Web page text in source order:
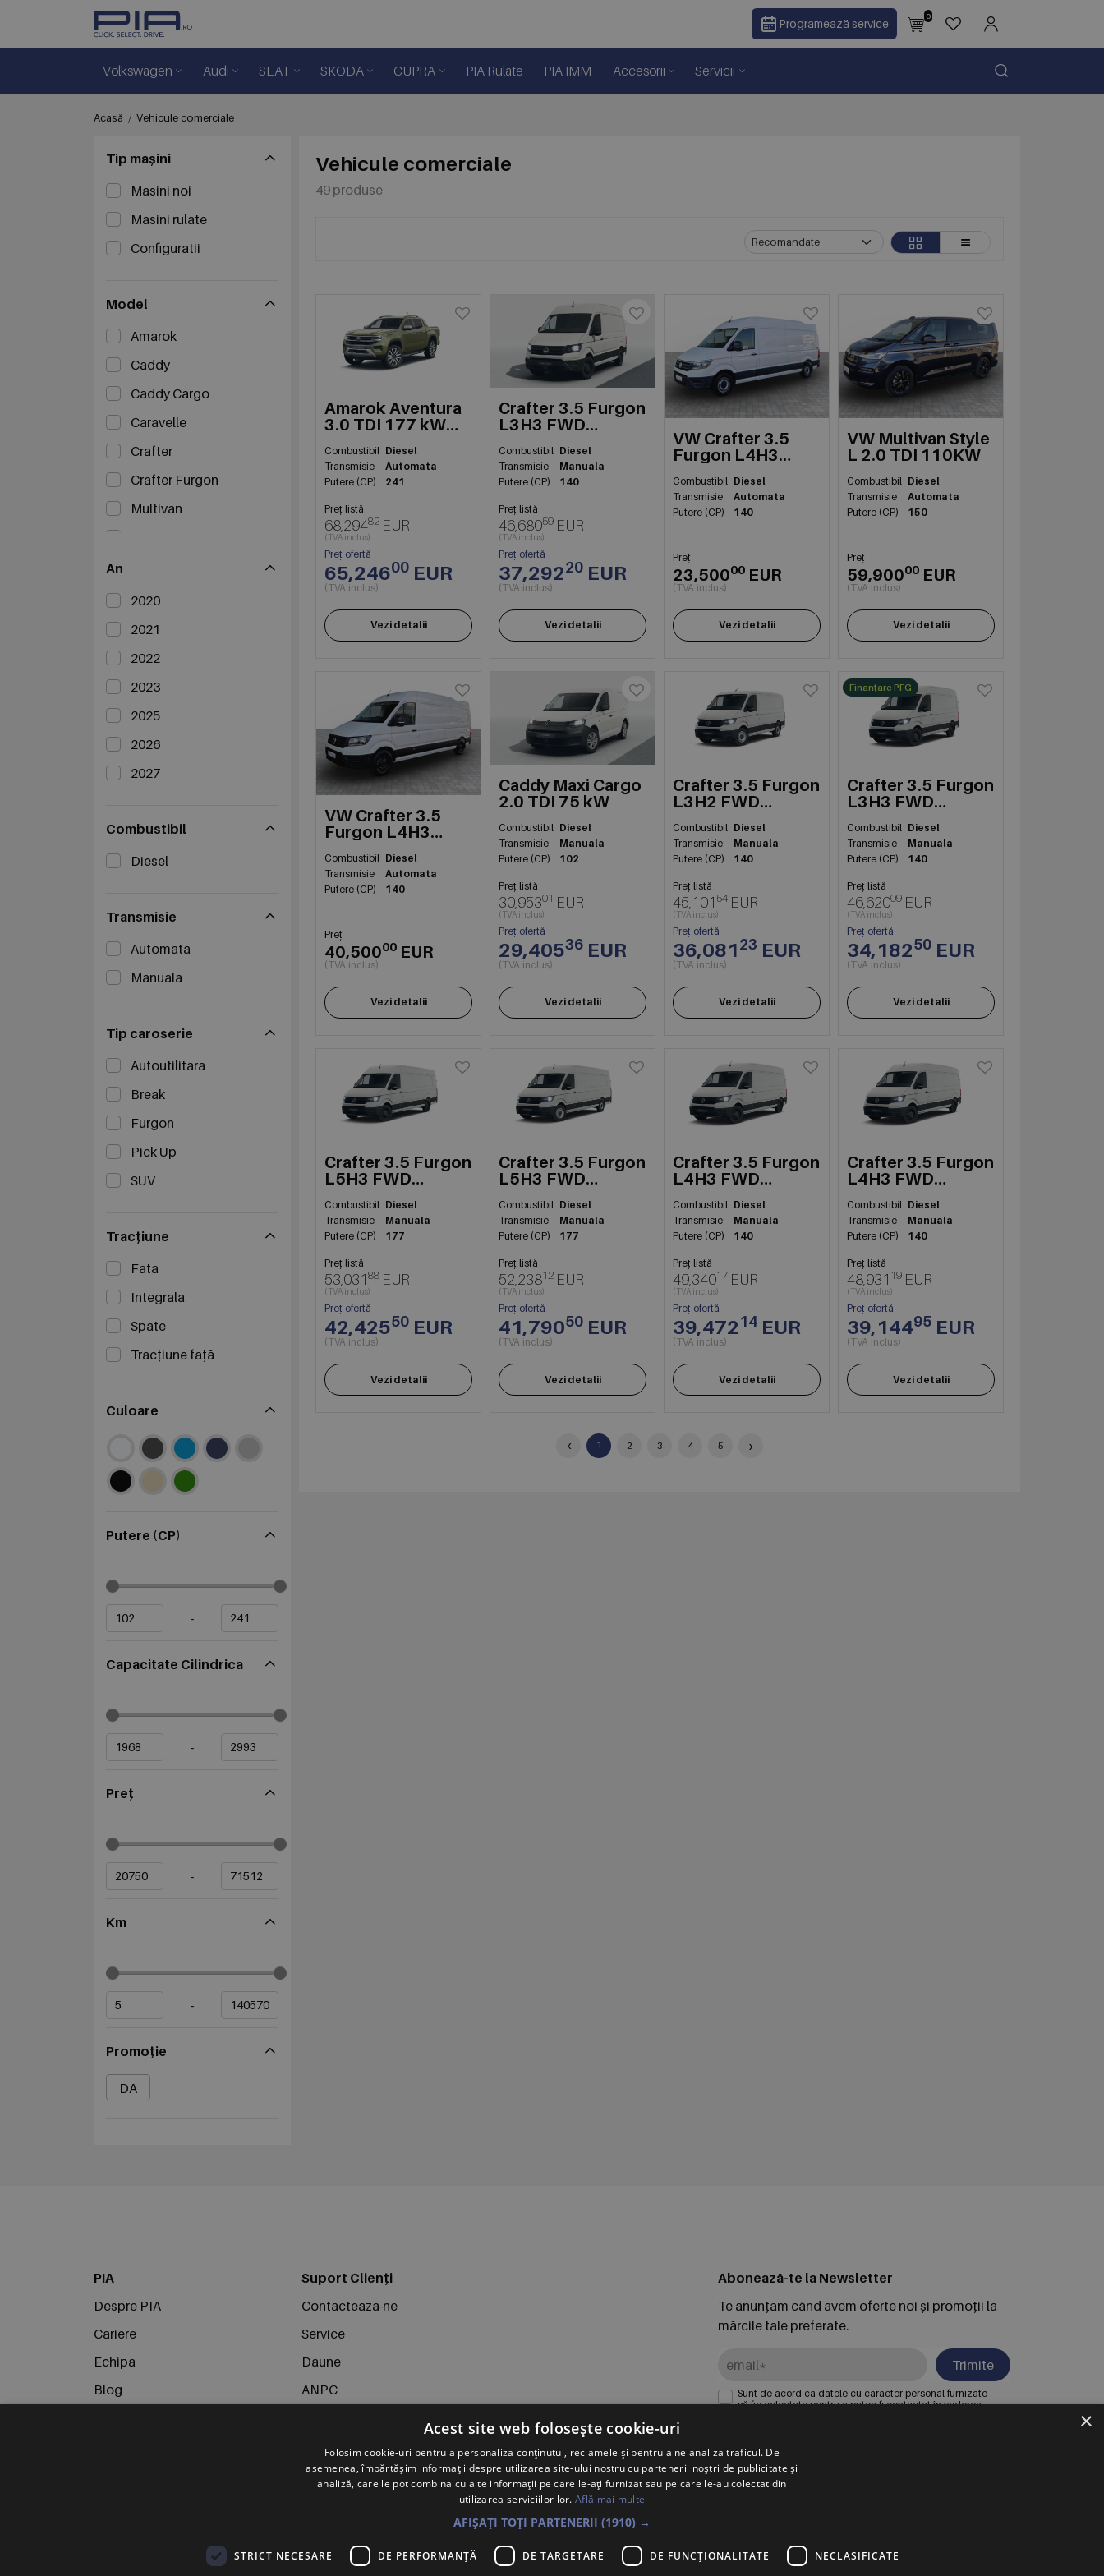
Programează service
0
Volkswagen Audi SEAT SKODA CUPRA PIA Rulate PIA IMM Accesorii Servicii
Acasă Vehicule comerciale
Tip mașini
Masini noi
Masini rulate
Configuratii
Model
Amarok
Caddy
Caddy Cargo
Caravelle
Crafter
Crafter Furgon
Multivan
An
2020
2021
2022
2023
2025
2026
2027
Combustibil
Diesel
Transmisie
Automata
Manuala
Tip caroserie
Autoutilitara
Break
Furgon
Pick Up
SUV
Tracțiune
Fata
Integrala
Spate
Tracțiune față
Culoare
Putere (CP)
-
Capacitate Cilindrica
-
Preț
-
Km
-
Promoție
DA
Vehicule comerciale
49 produse
Amarok Aventura
3.0 TDI 177 kW
Combustibil Diesel
Transmisie
Automata
Putere (CP)
241
Preț listă
68,29482 EUR
(TVA inclus)
Preț ofertă
65,24600 EUR
(TVA inclus)
Vezi detalii
Crafter 3.5 Furgon
L3H3 FWD
Combustibil Diesel
Transmisie
Manuala
Putere (CP)
140
Preț listă
46,68059 EUR
(TVA inclus)
Preț ofertă
37,29220 EUR
(TVA inclus)
Vezi detalii
VW Crafter 3.5
Furgon L4H3
Combustibil Diesel
Transmisie
Automata
Putere (CP)
140
Preț
23,50000 EUR
(TVA inclus)
Vezi detalii
VW Multivan Style
L 2.0 TDI 110KW
Combustibil Diesel
Transmisie
Automata
Putere (CP)
150
Preț
59,90000 EUR
(TVA inclus)
Vezi detalii
VW Crafter 3.5
Furgon L4H3
Combustibil Diesel
Transmisie
Automata
Putere (CP)
140
Preț
40,50000 EUR
(TVA inclus)
Vezi detalii
Caddy Maxi Cargo
2.0 TDI 75 kW
Combustibil Diesel
Transmisie
Manuala
Putere (CP)
102
Preț listă
30,95301 EUR
(TVA inclus)
Preț ofertă
29,40536 EUR
(TVA inclus)
Vezi detalii
Crafter 3.5 Furgon
L3H2 FWD
Combustibil Diesel
Transmisie
Manuala
Putere (CP)
140
Preț listă
45,101 54 EUR
(TVA inclus)
Preț ofertă
36,08123 EUR
(TVA inclus)
Vezi detalii
Finanțare PFG
Crafter 3.5 Furgon
L3H3 FWD
Combustibil Diesel
Transmisie
Manuala
Putere (CP)
140
Preț listă
46,62009 EUR
(TVA inclus)
Preț ofertă
34,18250 EUR
(TVA inclus)
Vezi detalii
Crafter 3.5 Furgon
L5H3 FWD
Combustibil Diesel
Transmisie
Manuala
Putere (CP)
177
Preț listă
53,03188 EUR
(TVA inclus)
Preț ofertă
42,42550 EUR
(TVA inclus)
Vezi detalii
Crafter 3.5 Furgon
L5H3 FWD
Combustibil Diesel
Transmisie
Manuala
Putere (CP)
177
Preț listă
52,23812 EUR
(TVA inclus)
Preț ofertă
41,79050 EUR
(TVA inclus)
Vezi detalii
Crafter 3.5 Furgon
L4H3 FWD
Combustibil Diesel
Transmisie
Manuala
Putere (CP)
140
Preț listă
49,34017 EUR
(TVA inclus)
Preț ofertă
39,47214 EUR
(TVA inclus)
Vezi detalii
Crafter 3.5 Furgon
L4H3 FWD
Combustibil Diesel
Transmisie
Manuala
Putere (CP)
140
Preț listă
48,931 19 EUR
(TVA inclus)
Preț ofertă
39,14495 EUR
(TVA inclus)
Vezi detalii
‹ 1 2 3 4 5 ›
PIA
Despre PIA
Cariere
Echipa
Blog
Suport Clienți
Contactează-ne
Service
Daune
ANPC
Abonează-te la Newsletter
Te anunțăm când avem oferte noi și promoții la
mărcile tale preferate.
Trimite
Sunt de acord ca datele cu caracter personal furnizate
să fie colectate pentru a putea fi contactat în vederea
PORSCHE INTER AUTO ROMANIA S.R.L.
Voluntari, Bdul. Pipera Nr. 2, Jud. Ilfov,
×
Acest site web folosește cookie-uri
Folosim cookie-uri pentru a personaliza conținutul, reclamele și pentru a ne analiza traficul. De
asemenea, împărtășim informații despre utilizarea site-ului nostru cu partenerii noștri de publicitate și
analiză, care le pot combina cu alte informații pe care le-ați furnizat sau pe care le-au colectat din
utilizarea serviciilor lor.Află mai multe
AFIȘAȚI TOȚI PARTENERII (1910) →
STRICT NECESARE DE PERFORMANȚĂ DE TARGETARE DE FUNCŢIONALITATE NECLASIFICATE